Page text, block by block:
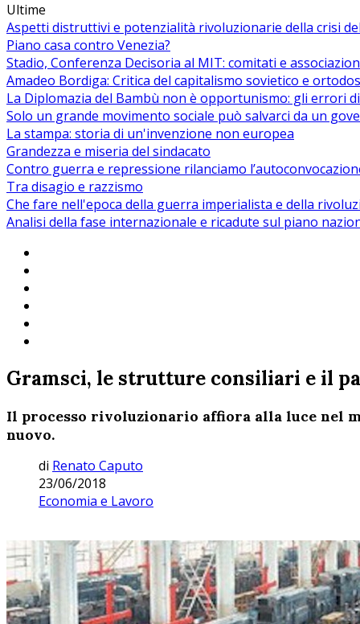
Ultime
Aspetti distruttivi e potenzialità rivoluzionarie della crisi
Piano casa contro Venezia?
Stadio, Conferenza Decisoria al MIT: comitati e
Amadeo Bordiga: Critica del capitalismo sovietico e
La Diplomazia del Bambù non è opportunismo: gli errori
Solo un grande movimento sociale può salvarci da un
La stampa: storia di un'invenzione non europea
Grandezza e miseria del sindacato
Contro guerra e repressione rilanciamo
Tra disagio e razzismo
Che fare nell'epoca della guerra imperialista e della
Analisi della fase internazionale e ricadute sul piano
Gramsci, le strutture consiliari e il
Il processo rivoluzionario affiora alla luce nel
nuovo.
di Renato Caputo
23/06/2018
Economia e Lavoro